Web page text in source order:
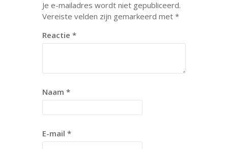
Je e-mailadres wordt niet gepubliceerd.
Vereiste velden zijn gemarkeerd met *
Reactie *
Naam *
E-mail *